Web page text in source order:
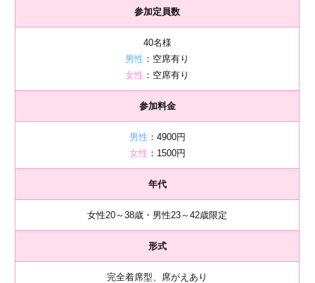
参加定員数
40名様
男性 ：空席有り
女性 ：空席有り
参加料金
男性 ：4900円
女性 ：1500円
年代
女性20～38歳・男性23～42歳限定
形式
完全着席型、席がえあり